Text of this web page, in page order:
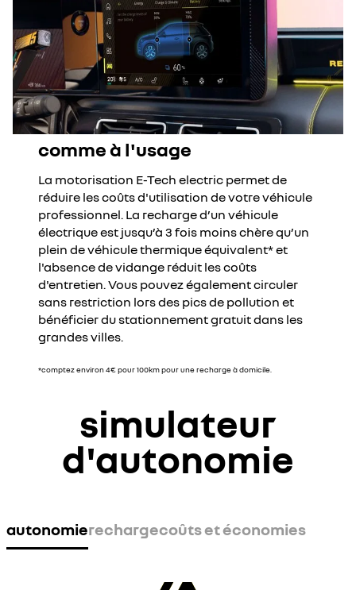
comme à l'usage
La motorisation E-Tech electric permet de
réduire les coûts d'utilisation de votre véhicule
professionnel. La recharge d’un véhicule
électrique est jusqu’à 3 fois moins chère qu’un
plein de véhicule thermique équivalent* et
l'absence de vidange réduit les coûts
d'entretien. Vous pouvez également circuler
sans restriction lors des pics de pollution et
bénéficier du stationnement gratuit dans les
grandes villes.
*comptez environ 4€ pour 100km pour une recharge à domicile.
simulateur
d'autonomie
autonomierechargecoûts et économies